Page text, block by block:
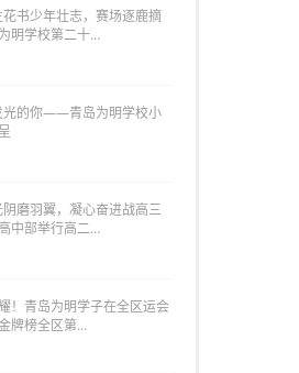
书少年壮志，赛场逐鹿摘
冠——青岛为明学校第二十…
光的你——青岛为明学校小
节精彩纷呈
阴磨羽翼，凝心奋进战高三
为明学校高中部举行高二…
！青岛为明学子在全区运会
，高中组金牌榜全区第…